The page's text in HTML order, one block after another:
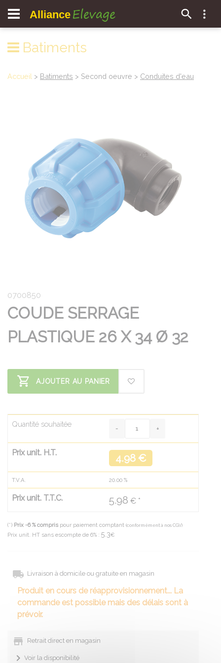
Alliance Elevage
Batiments
Accueil > Batiments > Second oeuvre > Conduites d'eau
0700850
COUDE SERRAGE
PLASTIQUE 26 X 34 Ø 32
AJOUTER AU PANIER
Quantité souhaitée
Prix unit. H.T. 4.98 €
T.V.A. 20.00 %
Prix unit. T.T.C. 5.98 € *
(*) Prix -6 % compris pour paiement comptant (conformément à nos CGV)
Prix unit. HT sans escompte de 6% : 5.3€
Livraison à domicile ou gratuite en magasin
Produit en cours de réapprovisionnement... La
commande est possible mais des délais sont à
prévoir.
Retrait direct en magasin
Voir la disponibilité